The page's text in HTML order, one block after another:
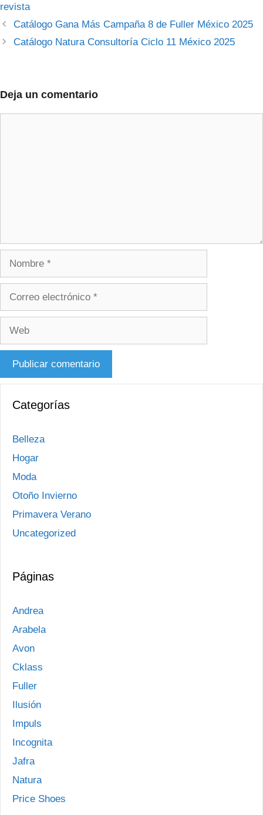
revista
Catálogo Gana Más Campaña 8 de Fuller México 2025
Catálogo Natura Consultoría Ciclo 11 México 2025
Deja un comentario
Nombre
Correo
Web
Categorías
Belleza
Hogar
Moda
Otoño Invierno
Primavera Verano
Uncategorized
Páginas
Andrea
Arabela
Avon
Cklass
Fuller
Ilusión
Impuls
Incognita
Jafra
Natura
Price Shoes